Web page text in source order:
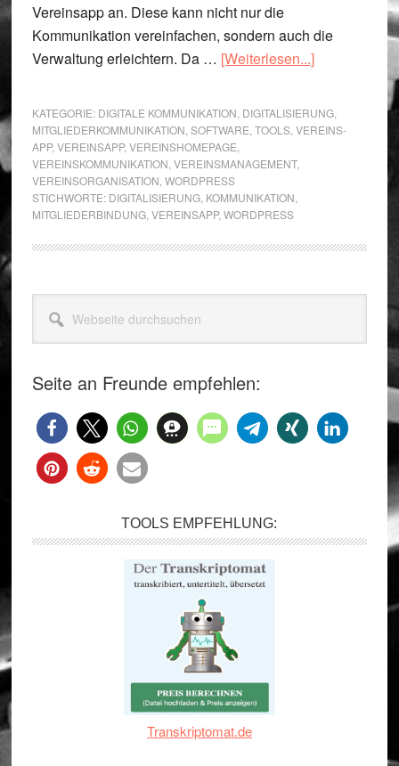
Vereinsapp an. Diese kann nicht nur die
Kommunikation vereinfachen, sondern auch die
Verwaltung erleichtern. Da … [Weiterlesen...]
optimale
KATEGORIE: DIGITALE KOMMUNIKATION DIGITALISIERUNG,
MITGLIEDERKOMMUNIKATION SOFTWARE TOOLS, VEREINS-
APP, VEREINSAPP, VEREINSHOMEPAGE
VEREINSKOMMUNIKATION VEREINSMANAGEMENT,
VEREINSORGANISATION WORDPRESS
STICHWORTE: DIGITALISIERUNG, KOMMUNIKATION
MITGLIEDERBINDUNG, VEREINSAPP, WORDPRESS
Seitenspalte
durchsuchen
Seite an Freunde empfehlen:
TOOLS EMPFEHLUNG:
Transkriptomat.de